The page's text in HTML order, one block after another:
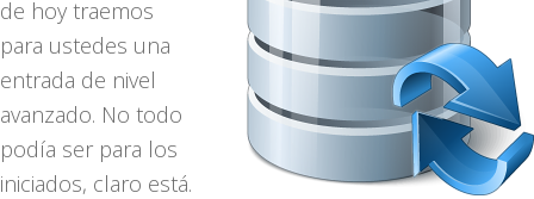
de hoy traemos
para ustedes una
entrada de nivel
avanzado. No todo
podía ser para los
iniciados, claro está.